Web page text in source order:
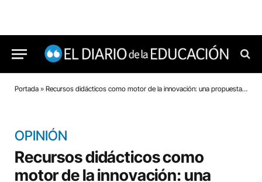
Portada » Recursos didácticos como motor de la innovación: una propuesta para avanzar
OPINIÓN
Recursos didácticos como
motor de la innovación: una